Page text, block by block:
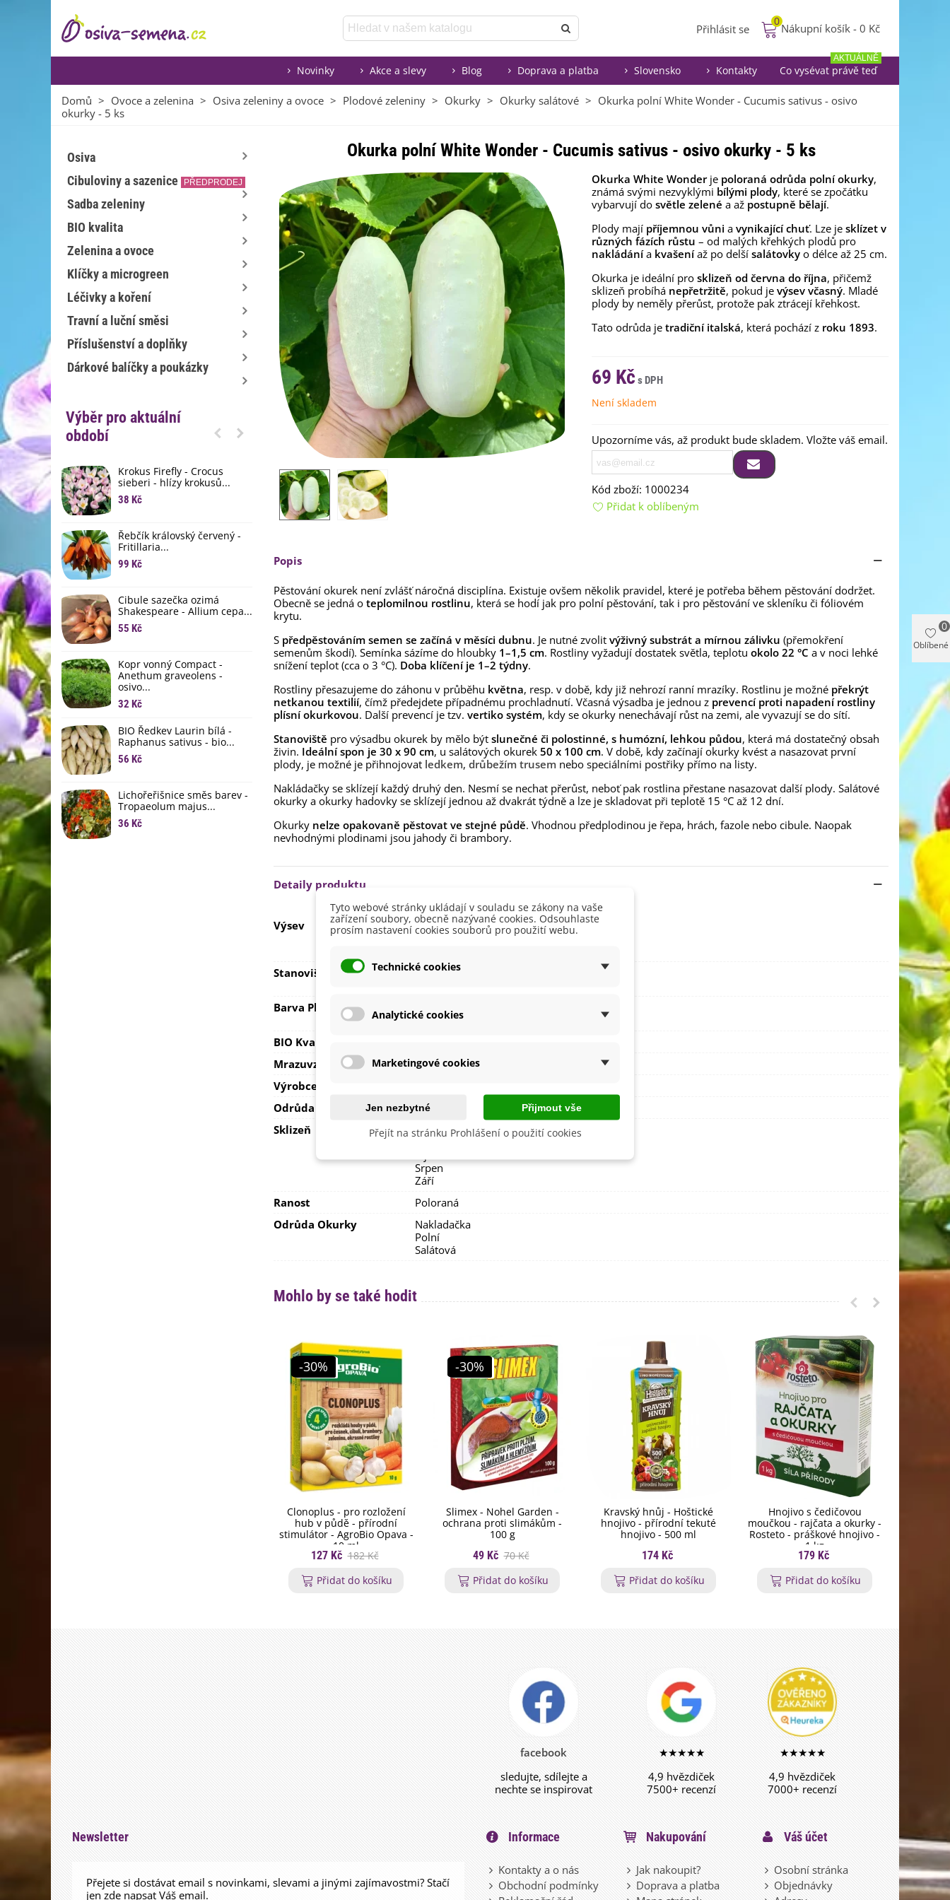
Přihlásit se
0
Nákupní košík - 0 Kč
Novinky Akce a slevy Blog Doprava a platba Slovensko Kontakty Co vysévat právě teď
AKTUÁLNĚ
Domů > Ovoce a zelenina > Osiva zeleniny a ovoce > Plodové zeleniny > Okurky > Okurky salátové > Okurka polní White Wonder - Cucumis sativus - osivo
okurky - 5 ks
Osiva
Cibuloviny a sazenice
PŘEDPRODEJ
Sadba zeleniny
BIO kvalita
Zelenina a ovoce
Klíčky a microgreen
Léčivky a koření
Travní a luční směsi
Příslušenství a doplňky
Dárkové balíčky a poukázky
Výběr pro aktuální
období
Krokus Firefly - Crocus
sieberi - hlízy krokusů...
38 Kč
Řebčík královský červený -
Fritillaria...
99 Kč
Cibule sazečka ozimá
Shakespeare - Allium cepa...
55 Kč
Kopr vonný Compact -
Anethum graveolens -
osivo...
32 Kč
BIO Ředkev Laurin bílá -
Raphanus sativus - bio...
56 Kč
Lichořeřišnice směs barev -
Tropaeolum majus...
36 Kč
Semínkové bomby - dárkový
box na vajíčka -...
192 Kč
Daucus carota - osivo...
34 Kč
Lilie Canova - Lilium - cibule
lilií - 1 ks
60 Kč 85 Kč -30%
Begonie plnokvětá žlutá -
Begonia superba -...
60 Kč 85 Kč -30%
Eukalyptus Baby Blue -
Blahovičník - Eukalyptus...
Okurka polní White Wonder - Cucumis sativus - osivo okurky - 5 ks
Okurka White Wonderje poloraná odrůda polní okurky,
známá svými nezvyklými bílými plody, které se zpočátku
vybarvují do světle zelené a až postupně bělají.
Plody mají příjemnou vůni a vynikající chuť. Lze je sklízet v
různých fázích růstu – od malých křehkých plodů pro
nakládánía kvašeníaž po delší salátovky o délce až 25 cm.
Okurka je ideální pro sklizeň od června do října, přičemž
sklizeň probíhá nepřetržitě, pokud je výsev včasný. Mladé
plody by neměly přerůst, protože pak ztrácejí křehkost.
Tato odrůda je tradiční italská, která pochází z roku 1893.
69 Kč
Není skladem
Upozorníme vás, až produkt bude skladem. Vložte váš email.
Kód zboží: 1000234
Přidat k oblíbeným
Popis
Pěstování okurek není zvlášť náročná disciplína. Existuje ovšem několik pravidel, které je potřeba během pěstování dodržet.
Obecně se jedná o teplomilnou rostlinu, která se hodí jak pro polní pěstování, tak i pro pěstování ve skleníku či fóliovém
krytu.
S předpěstováním semen se začíná v měsíci dubnu. Je nutné zvolit výživný substrát a mírnou zálivku (přemokření
semenům škodí). Semínka sázíme do hloubky 1–1,5 cm. Rostliny vyžadují dostatek světla, teplotu okolo 22 °C a v noci lehké
snížení teplot (cca o 3 °C). Doba klíčení je 1–2 týdny.
Rostliny přesazujeme do záhonu v průběhu května, resp. v době, kdy již nehrozí ranní mrazíky. Rostlinu je možné překrýt
netkanou textilií, čímž předejdete případnému prochladnutí. Včasná výsadba je jednou z prevencí proti napadení rostliny
plísní okurkovou. Další prevencí je tzv. vertiko systém, kdy se okurky nenechávají růst na zemi, ale vyvazují se do sítí.
Stanoviště pro výsadbu okurek by mělo být slunečné či polostinné, s humózní, lehkou půdou, která má dostatečný obsah
živin. Ideální spon je 30 x 90 cm, u salátových okurek 50 x 100 cm. V době, kdy začínají okurky kvést a nasazovat první
plody, je možné je přihnojovat ledkem, drůbežím trusem nebo speciálními postřiky přímo na listy.
Nakládačky se sklízejí každý druhý den. Nesmí se nechat přerůst, neboť pak rostlina přestane nasazovat další plody. Salátové
okurky a okurky hadovky se sklízejí jednou až dvakrát týdně a lze je skladovat při teplotě 15 °C až 12 dní.
Okurky nelze opakovaně pěstovat ve stejné půdě. Vhodnou předplodinou je řepa, hrách, fazole nebo cibule. Naopak
nevhodnými plodinami jsou jahody či brambory.
Detaily produktu
Výsev
Březen
Duben
Stanoviště
Polostín
Barva Plodů
Bílá
Zelená
BIO Kvalita
Mrazuvzdornost
Ne
Výrobce
Odrůda
Nehybridní
Sklizeň
Červen
Srpen
Září
Ranost
Poloraná
Odrůda Okurky
Nakladačka
Polní
Salátová
Mohlo by se také hodit
-30%
Clonoplus - pro rozložení
hub v půdě - přírodní
stimulátor - AgroBio Opava -
10 ml
127 Kč 182 Kč
Přidat do košíku
-30%
Slimex - Nohel Garden -
ochrana proti slimákům -
100 g
49 Kč 70 Kč
Přidat do košíku
Kravský hnůj - Hoštické
hnojivo - přírodní tekuté
hnojivo - 500 ml
174 Kč
Přidat do košíku
Hnojivo s čedičovou
moučkou - rajčata a okurky -
Rosteto - práškové hnojivo -
1 kg
179 Kč
Přidat do košíku
facebook
sledujte, sdílejte a
nechte se inspirovat
★★★★★
4,9 hvězdiček
7500+ recenzí
★★★★★
4,9 hvězdiček
7000+ recenzí
Newsletter
Přejete si dostávat email s novinkami, slevami a jinými zajímavostmi? Stačí
jen zde napsat Váš email.
Informace
Kontakty a o nás
Obchodní podmínky
Nakupování
Jak nakoupit?
Doprava a platba
Váš účet
Osobní stránka
Objednávky
Oblíbené
0
Tyto webové stránky ukládají v souladu se zákony na vaše
zařízení soubory, obecně nazývané cookies. Odsouhlaste
prosím nastavení cookies souborů pro použití webu.
Technické cookies
Analytické cookies
Marketingové cookies
Jen nezbytné Přijmout vše
Přejít na stránku Prohlášení o použití cookies